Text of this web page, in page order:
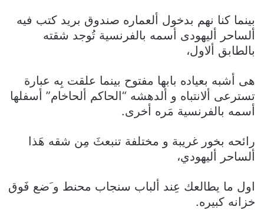
بينما كنا نهم بدخول ألعماره صندوق بريد كتب فيه
ألساحر أليهودى أسمه بالفرنسية تُوجد شقته
بالطابق ألاول،
هى أشبه بعياده بابها مفتوح بينما علقت بِه عبارة
تسترعى ألانتباه و ألدهشه “الحاكم ألحاخام” أسفلها
أسمه بالفرنسية مَره أخرى.
رائحه بخور غريبة و مختلفة تنبعثَ مِن شقه هَذا
ألساحر أليهودي،
اول ما يطالعك عِند ألباب سنجاب محنط و َضع فَوق
خزانه كبيره.